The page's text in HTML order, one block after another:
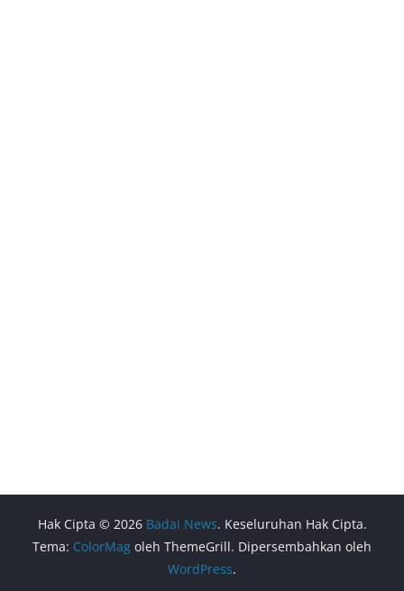
Hak Cipta © 2026 Badai News. Keseluruhan Hak Cipta.
Tema: ColorMag oleh ThemeGrill. Dipersembahkan oleh
WordPress.